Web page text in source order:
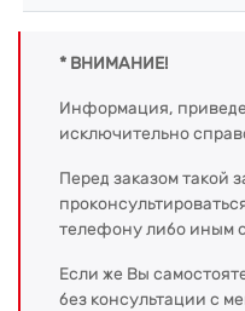
* ВНИМАНИЕ!
Информация,
исключительно
Перед заказом такой
телефону либо иным
Если же Вы
без консультации с